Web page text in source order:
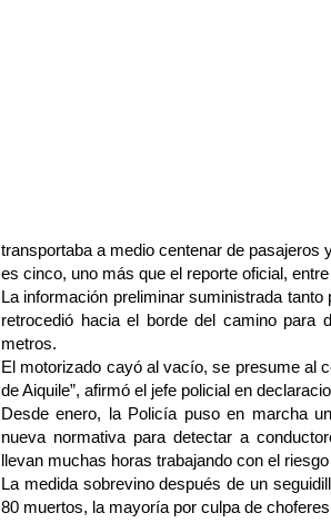
transportaba a medio centenar de pasajeros
es cinco, uno más que el reporte oficial,
La información preliminar suministrada
retrocedió hacia el borde del camino
metros.
El motorizado cayó al vacío, se presume al
de Aiquile”, afirmó el jefe policial en
Desde enero, la Policía puso en marcha
nueva normativa para detectar a
llevan muchas horas trabajando con el
La medida sobrevino después de un
80 muertos, la mayoría por culpa de